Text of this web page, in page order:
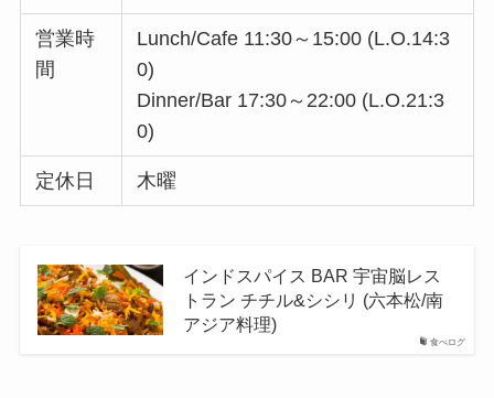
営業時
間
Lunch/Cafe 11:30～15:00 (L.O.14:3
0)
Dinner/Bar 17:30～22:00 (L.O.21:3
0)
定休日 木曜
食べログ
インドスパイス BAR 宇宙脳レス
トラン チチル&シシリ (六本松/南
アジア料理)